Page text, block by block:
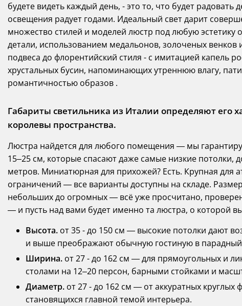
будете видеть каждый день, - это то, что будет
освещения радует годами. Идеальный свет дарит
множество стилей и моделей люстр под любую
детали, использованием медальонов, золоченых
подвеса до флорентийский стиля - с имитацией капель
хрустальных бусин, напоминающих утреннюю влагу,
романтичностью образов .
Габариты светильника из Италии определяют его
королевы пространства.
Люстра найдется для любого помещения — мы
15–25 см, которые спасают даже самые низкие потолки,
метров. Миниатюрная для прихожей? Есть. Крупная для
ограничений — все варианты доступны на складе.
небольших до огромных — всё уже просчитано,
— и пусть над вами будет именно та люстра, о которой
Высота. от 35 - до 150 см — высокие потолки дают
и выше преображают обычную гостиную в парадный
Ширина. от 27 - до 162 см — для прямоугольных и
столами на 12–20 персон, барными стойками и
Диаметр. от 27 - до 162 см — от аккуратных
становящихся главной темой интерьера.